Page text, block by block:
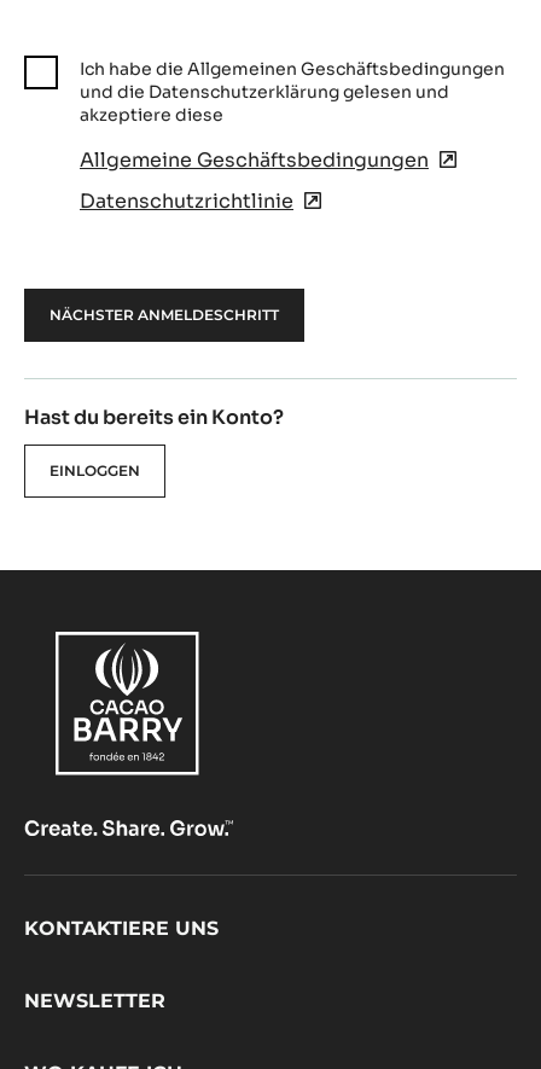
Ich habe die Allgemeinen Geschäftsbedingungen
und die Datenschutzerklärung gelesen und
akzeptiere diese
Allgemeine Geschäftsbedingungen (opens
Datenschutzrichtlinie (opens
new
Hast du bereits ein Konto?
EINLOGGEN
Footer
KONTAKTIERE UNS
NEWSLETTER